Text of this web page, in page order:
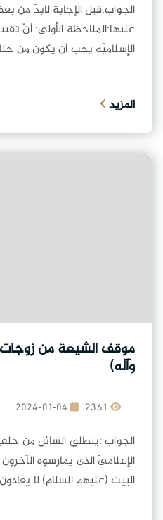
الجواب:قبل الإجابة لابدّ من
عليها:الملاحظة الأولى: أنّ
الإسلاميّة يجب أن يكون من
المزيد
موقف الشيعة من زوجات
وآله)
2024-01-04
الجواب :ينطلق السائل من
الإعلاميّ الذي يمارسوه
البيت (عليهم السلام) لا